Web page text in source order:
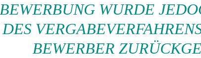
BEWERBUNG WURDE
DES
BEWERBER